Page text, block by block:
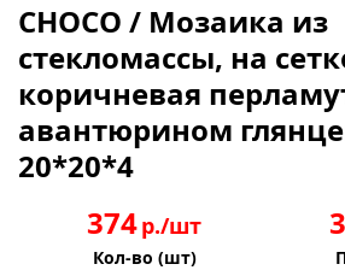
CHOCO / Мозаика из
стекломассы, на
коричневая
авантюрином
20*20*4
374р./шт
Кол-во (шт)